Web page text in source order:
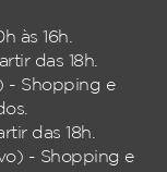
às 16h.
das 18h.
- Shopping e
das 18h.
- Shopping e